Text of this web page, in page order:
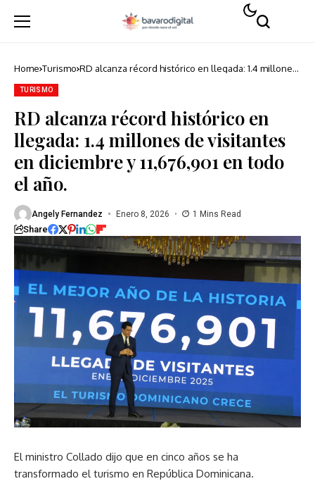
Home Turismo RD alcanza récord histórico en llegada: 1.4 millones
TURISMO
RD alcanza récord histórico en
llegada: 1.4 millones de visitantes
en diciembre y 11,676,901 en todo
el año.
Angely Fernandez Enero 8, 2026 1 Mins Read
Share
El ministro Collado dijo que en cinco años se ha
transformado el turismo en República Dominicana.